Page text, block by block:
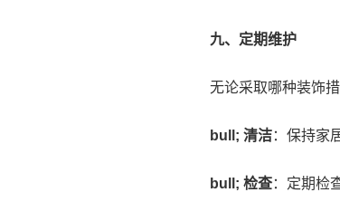
九、定期维护
无论采取哪种装饰
bull; 清洁：保持家
bull; 检查：定期检